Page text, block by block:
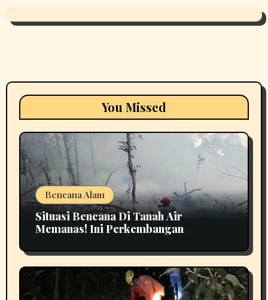
You Missed
Bencana Alam
Situasi Bencana Di Tanah Air
Memanas! Ini Perkembangan